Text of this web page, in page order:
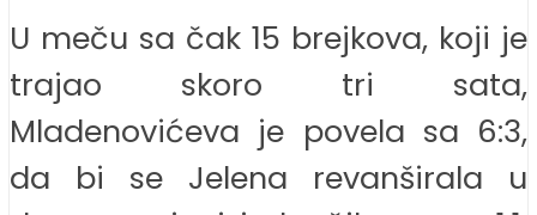
U meču sa čak 15 brejkova, koji je
trajao skoro tri sata,
Mladenovićeva je povela sa 6:3,
da bi se Jelena revanširala u